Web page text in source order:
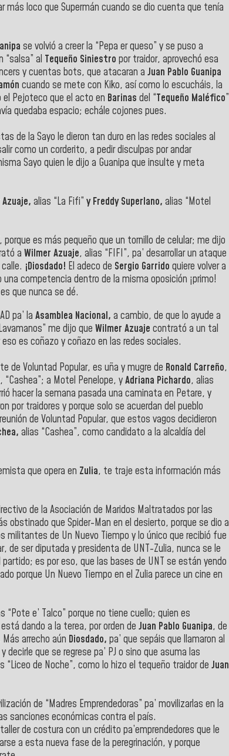
más loco que Supermán cuando se dio cuenta que tenía
se volvió a creer la “Pepa er queso” y se puso a
“salsa” al Tequeño Siniestro por traidor, aprovechó esa
y cuentas bots, que atacaran a Juan Pablo Guanipa
cuando se mete con Kiko, así como lo escucháis, la
el Pejoteco que el acto en Barinas del “Tequeño Maléfico”
quedaba espacio; echále cojones pues.
de la Sayo le dieron tan duro en las redes sociales al
como un corderito, a pedir disculpas por andar
Sayo quien le dijo a Guanipa que insulte y meta
alias “La Fifi” y Freddy Superlano, alias “Motel
es más pequeño que un tornillo de celular; me dijo
a Wilmer Azuaje, alias “FIFI”, pa’ desarrollar un ataque
¡Diosdado! El adeco de Sergio Garrido quiere volver a
una competencia dentro de la misma oposición ¡primo!
que nunca se dé.
pa’ la Asamblea Nacional, a cambio, de que lo ayude a
me dijo que Wilmer Azuaje contrató a un tal
es coñazo y coñazo en las redes sociales.
de Voluntad Popular, es uña y mugre de Ronald Carreño,
“Cashea”; a Motel Penelope, yAdriana Pichardo, alias
hacer la semana pasada una caminata en Petare, y
por traidores y porque solo se acuerdan del pueblo
de Voluntad Popular, que estos vagos decidieron
alias “Cashea”, como candidato a la alcaldía del
que opera en Zulia, te traje esta información más
de la Asociación de Maridos Maltratados por las
obstinado que Spider-Man en el desierto, porque se dio a
militantes de Un Nuevo Tiempo y lo único que recibió fue
de ser diputada y presidenta de UNT-Zulia, nunca se le
es por eso, que las bases de UNT se están yendo
porque Un Nuevo Tiempo en el Zulia parece un cine en
“Pote e’ Talco” porque no tiene cuello; quien es
dando a la terea, por orden de Juan Pablo Guanipa, de
Más arrecho aún Diosdado, pa’ que sepáis que llamaron al
decirle que se regrese pa’ PJ o sino que asuma las
“Liceo de Noche”, como lo hizo el tequeño traidor de Juan
de “Madres Emprendedoras” pa’ movilizarlas en la
sanciones económicas contra el país.
de costura con un crédito pa’emprendedores que le
a esta nueva fase de la peregrinación, y porque